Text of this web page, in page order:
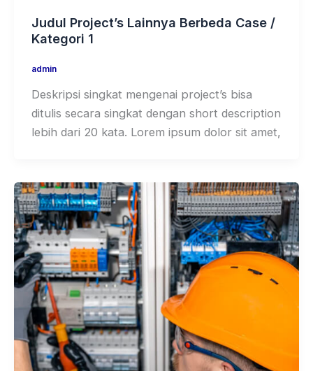
Judul Project’s Lainnya Berbeda Case /
Kategori 1
admin
Deskripsi singkat mengenai project’s bisa
ditulis secara singkat dengan short description
lebih dari 20 kata. Lorem ipsum dolor sit amet,